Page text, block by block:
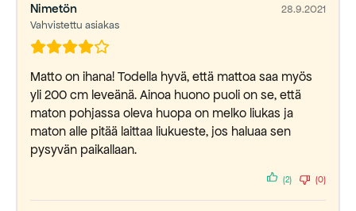
Nimetön
Vahvistettu asiakas
28.9.2021
Matto on ihana! Todella hyvä, että mattoa saa myös
yli 200 cm leveänä. Ainoa huono puoli on se, että
maton pohjassa oleva huopa on melko liukas ja
maton alle pitää laittaa liukueste, jos haluaa sen
pysyvän paikallaan.
(2) (0)